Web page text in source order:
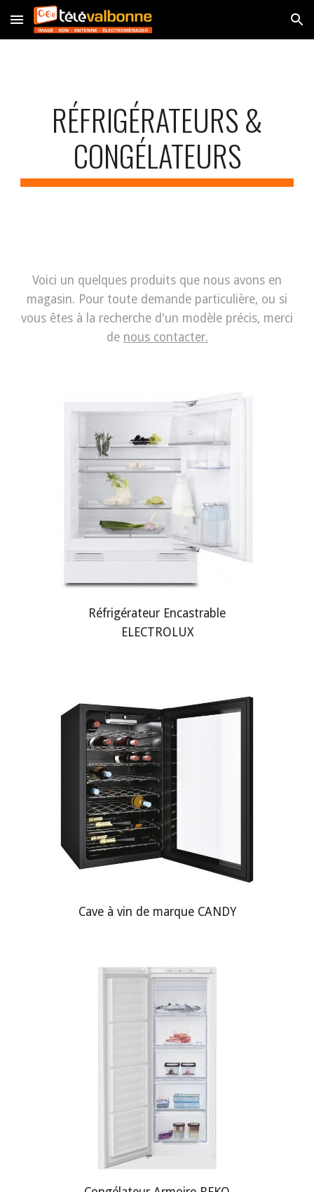
Skip to main content Skip to navigation
RÉFRIGÉRATEURS &
CONGÉLATEURS
Voici un quelques produits que nous avons en
magasin. Pour toute demande particulière, ou si
vous êtes à la recherche d'un modèle précis, merci
de nous contacter.
Réfrigérateur Encastrable
ELECTROLUX
Cave à vin de marque CANDY